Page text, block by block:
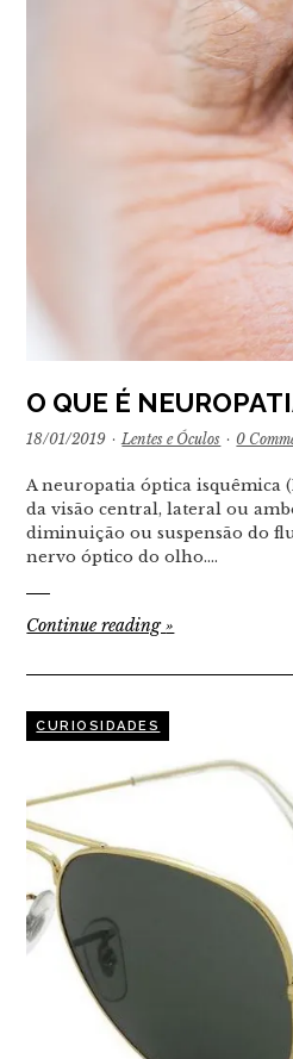
O QUE É
18/01/2019 · Lentes e Óculos · 0
A neuropatia óptica isquêmica
da visão central, lateral ou
diminuição ou suspensão do
nervo óptico do olho.…
Continue reading»
CURIOSIDADES